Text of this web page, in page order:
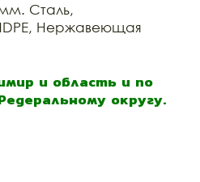
Сталь,
Нержавеющая
и область и по
округу.